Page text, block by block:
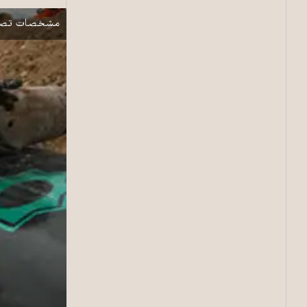
نمایش
مشخصات